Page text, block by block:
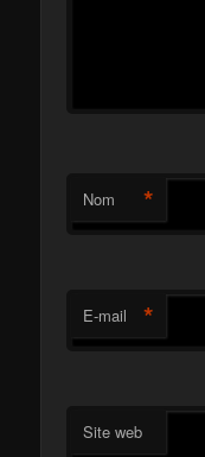
Nom *
E-mail *
Site web